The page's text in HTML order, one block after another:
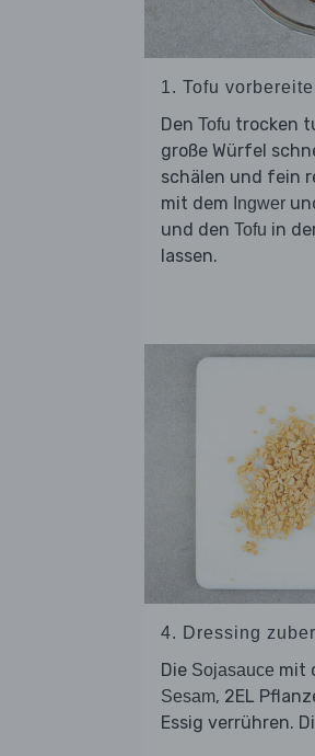
1. Tofu
Den Tofu trocken
große Würfel
schälen und fein
mit dem Ingwer
und den Tofu in
lassen.
4. Dressing
Die Sojasauce mit
Sesam, 2EL
Essig verrühren.